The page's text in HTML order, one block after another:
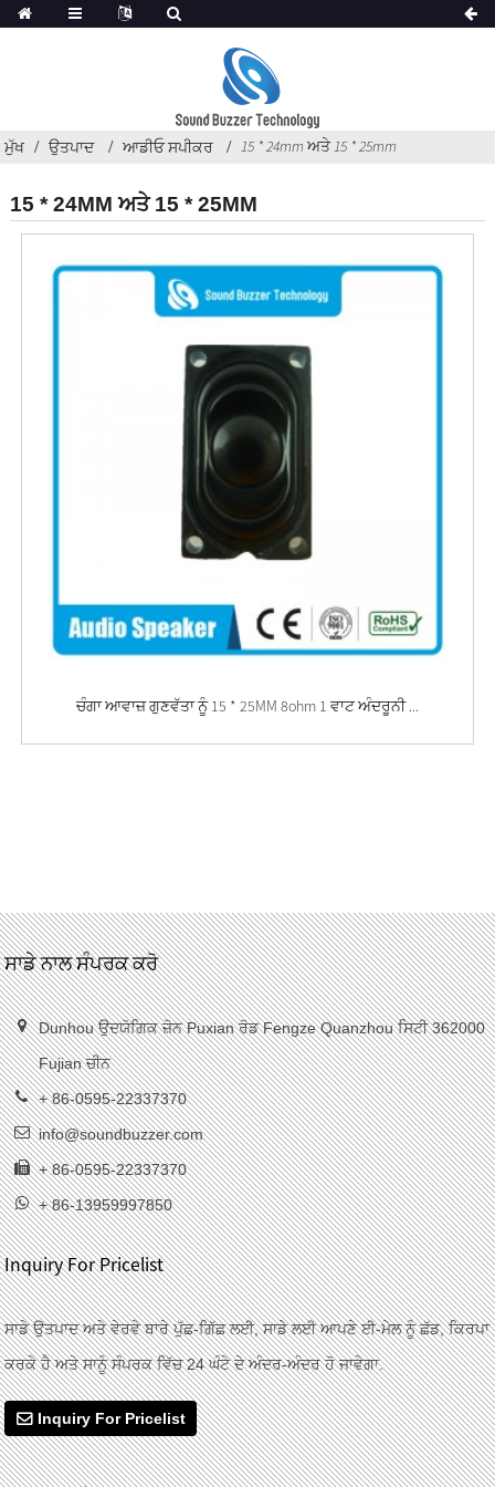
ਮੁੱਖ ਉਤਪਾਦ ਆਡੀਓ ਸਪੀਕਰ 15 * 24mm ਅਤੇ 15 * 25mm
15 * 24MM ਅਤੇ 15 * 25MM
ਚੰਗਾ ਆਵਾਜ਼ ਗੁਣਵੱਤਾ ਨੂੰ 15 * 25MM 8ohm 1 ਵਾਟ ਅੰਦਰੂਨੀ ...
ਸਾਡੇ ਨਾਲ ਸੰਪਰਕ ਕਰੋ
Dunhou ਉਦਯੋਗਿਕ ਜ਼ੋਨ Puxian ਰੋਡ Fengze Quanzhou ਸਿਟੀ 362000
Fujian ਚੀਨ
+ 86-0595-22337370
info@soundbuzzer.com
+ 86-0595-22337370
+ 86-13959997850
Inquiry For Pricelist
ਸਾਡੇ ਉਤਪਾਦ ਅਤੇ ਵੇਰਵੇ ਬਾਰੇ ਪੁੱਛ-ਗਿੱਛ ਲਈ, ਸਾਡੇ ਲਈ ਆਪਣੇ ਈ-ਮੇਲ ਨੂੰ ਛੱਡ, ਕਿਰਪਾ
ਕਰਕੇ ਹੈ ਅਤੇ ਸਾਨੂੰ ਸੰਪਰਕ ਵਿੱਚ 24 ਘੰਟੇ ਦੇ ਅੰਦਰ-ਅੰਦਰ ਹੋ ਜਾਵੇਗਾ.
Inquiry For Pricelist